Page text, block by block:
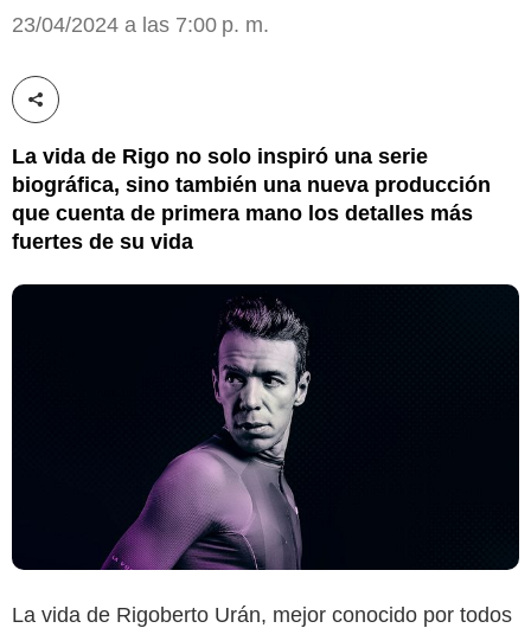
23/04/2024 a las 7:00 p. m.
Compartir esta noticia
La vida de Rigo no solo inspiró una serie
biográfica, sino también una nueva producción
que cuenta de primera mano los detalles más
fuertes de su vida
La vida de Rigoberto Urán, mejor conocido por todos